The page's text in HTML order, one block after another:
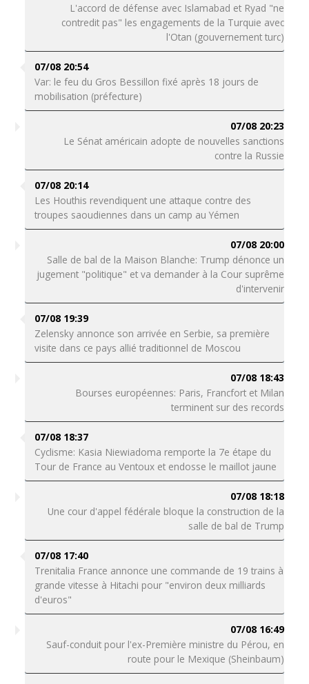
L'accord de défense avec Islamabad et Ryad "ne
contredit pas" les engagements de la Turquie avec
l'Otan (gouvernement turc)
07/08 20:54
Var: le feu du Gros Bessillon fixé après 18 jours de
mobilisation (préfecture)
07/08 20:23
Le Sénat américain adopte de nouvelles sanctions
contre la Russie
07/08 20:14
Les Houthis revendiquent une attaque contre des
troupes saoudiennes dans un camp au Yémen
07/08 20:00
Salle de bal de la Maison Blanche: Trump dénonce un
jugement "politique" et va demander à la Cour suprême
d'intervenir
07/08 19:39
Zelensky annonce son arrivée en Serbie, sa première
visite dans ce pays allié traditionnel de Moscou
07/08 18:43
Bourses européennes: Paris, Francfort et Milan
terminent sur des records
07/08 18:37
Cyclisme: Kasia Niewiadoma remporte la 7e étape du
Tour de France au Ventoux et endosse le maillot jaune
07/08 18:18
Une cour d'appel fédérale bloque la construction de la
salle de bal de Trump
07/08 17:40
Trenitalia France annonce une commande de 19 trains à
grande vitesse à Hitachi pour "environ deux milliards
d'euros"
07/08 16:49
Sauf-conduit pour l'ex-Première ministre du Pérou, en
route pour le Mexique (Sheinbaum)